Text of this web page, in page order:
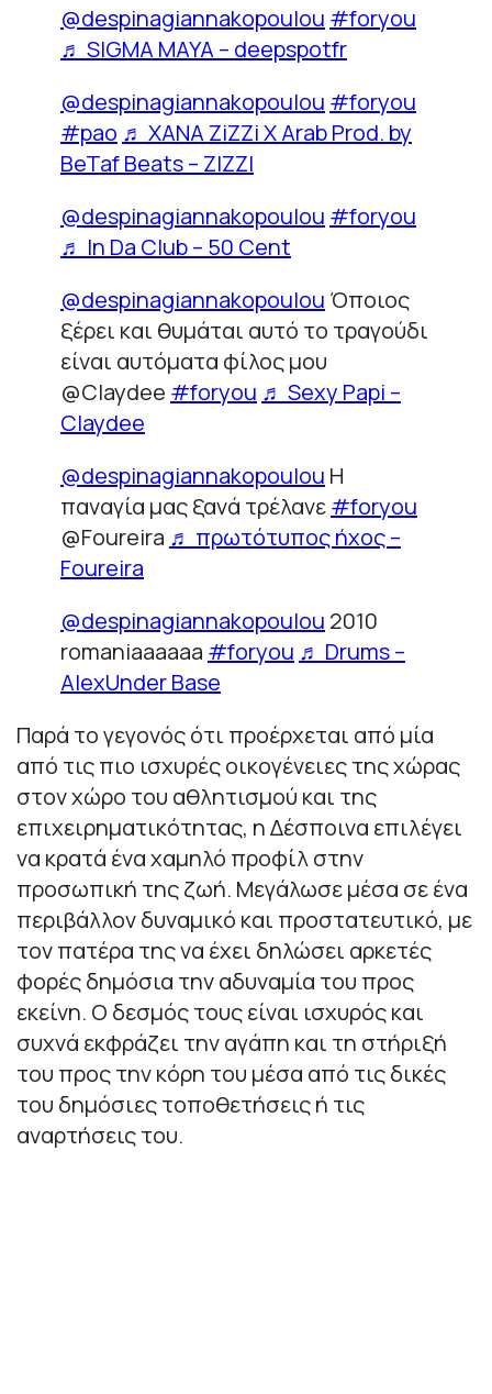
@despinagiannakopoulou #foryou
♬ SIGMA MAYA – deepspotfr
@despinagiannakopoulou #foryou
#pao ♬ XANA ZiZZi X Arab Prod. by
BeTaf Beats – ZIZZI
@despinagiannakopoulou #foryou
♬ In Da Club – 50 Cent
@despinagiannakopoulou Όποιος
ξέρει και θυμάται αυτό το τραγούδι
είναι αυτόματα φίλος μου
@Claydee #foryou ♬ Sexy Papi –
Claydee
@despinagiannakopoulou Η
παναγία μας ξανά τρέλανε#foryou
@Foureira ♬ πρωτότυπος ήχος –
Foureira
@despinagiannakopoulou 2010
romaniaaaaaa #foryou ♬ Drums –
AlexUnder Base
Παρά το γεγονός ότι προέρχεται από μία
από τις πιο ισχυρές οικογένειες της χώρας
στον χώρο του αθλητισμού και της
επιχειρηματικότητας, η Δέσποινα επιλέγει
να κρατά ένα χαμηλό προφίλ στην
προσωπική της ζωή. Μεγάλωσε μέσα σε ένα
περιβάλλον δυναμικό και προστατευτικό, με
τον πατέρα της να έχει δηλώσει αρκετές
φορές δημόσια την αδυναμία του προς
εκείνη. Ο δεσμός τους είναι ισχυρός και
συχνά εκφράζει την αγάπη και τη στήριξή
του προς την κόρη του μέσα από τις δικές
του δημόσιες τοποθετήσεις ή τις
αναρτήσεις του.